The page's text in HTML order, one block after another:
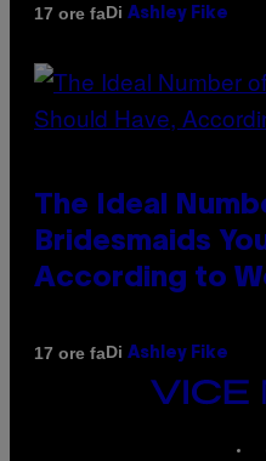
17 ore faDi Ashley Fike
The Ideal
Bridesmaids
According to
17 ore faDi Ashley Fike
VICE